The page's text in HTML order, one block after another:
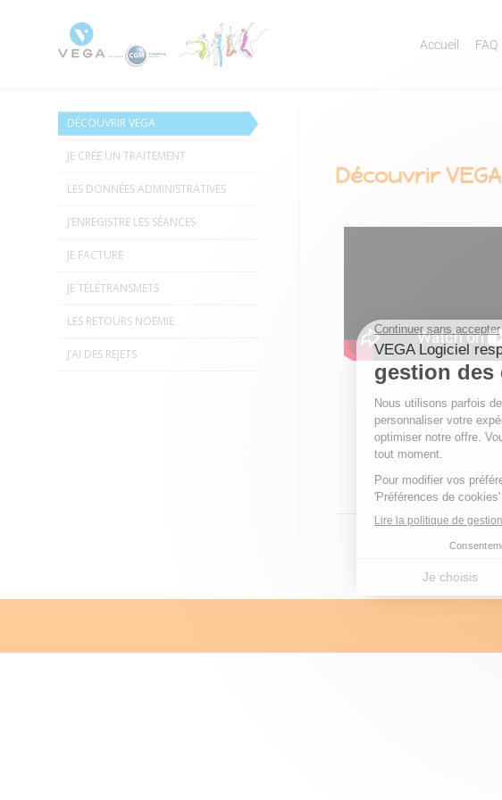
Accueil FAQ
Découvrir VEGA
DÉCOUVRIR VEGA
JE CRÉE UN TRAITEMENT
LES DONNÉES ADMINISTRATIVES
J’ENREGISTRE LES SÉANCES
JE FACTURE
JE TÉLÉTRANSMETS
LES RETOURS NOEMIE
J’AI DES REJETS